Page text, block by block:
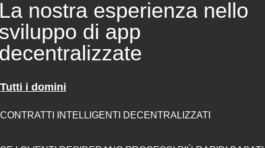
nostra esperienza nello
di app
Tutti i domini
CONTRATTI INTELLIGENTI DECENTRALIZZATI